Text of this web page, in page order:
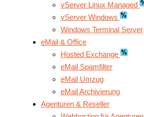
vServer Linux Managed
vServer Windows
Windows Terminal Server
eMail & Office
Hosted Exchange
eMail Spamfilter
eMail Umzug
eMail Archivierung
Agenturen & Reseller